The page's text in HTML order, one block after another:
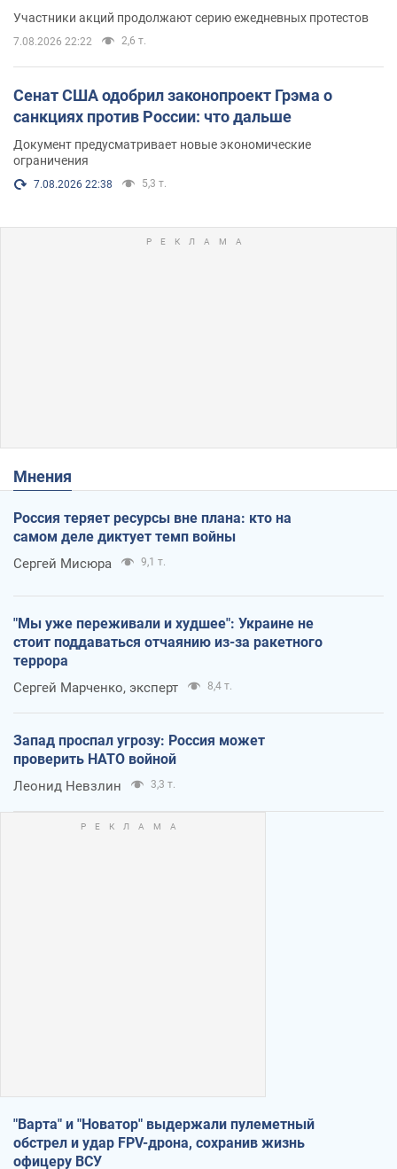
Участники акций продолжают серию ежедневных протестов
7.08.2026 22:22 2,6 т.
Сенат США одобрил законопроект Грэма о
санкциях против России: что дальше
Документ предусматривает новые экономические
ограничения
7.08.2026 22:38 5,3 т.
Мнения
Россия теряет ресурсы вне плана: кто на
самом деле диктует темп войны
Сергей Мисюра 9,1 т.
"Мы уже переживали и худшее": Украине не
стоит поддаваться отчаянию из-за ракетного
террора
Сергей Марченко, эксперт 8,4 т.
Запад проспал угрозу: Россия может
проверить НАТО войной
Леонид Невзлин 3,3 т.
"Варта" и "Новатор" выдержали пулеметный
обстрел и удар FPV-дрона, сохранив жизнь
офицеру ВСУ